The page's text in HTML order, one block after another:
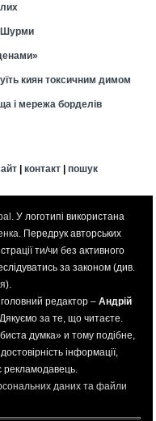
Шурми
киян токсичним димом
і мережа борделів
| контакт| пошук
. У логотипі використана
. Передрук авторських
ти/чи без активного
за законом (див.
).
головний редактор – Андрій
за те, що читаєте.
думка» и тому подібне,
інформації,
рекламодавець.
даних та файли